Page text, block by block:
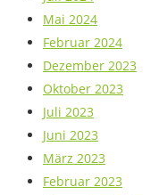
Mai 2024
Februar 2024
Dezember 2023
Oktober 2023
Juli 2023
Juni 2023
März 2023
Februar 2023